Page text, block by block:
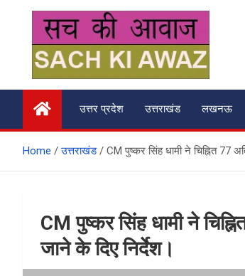
content
सच की आवाज
उत्तर प्रदेश उत्तराखंड लखनऊ
Home उत्तराखंड CM पुष्कर सिंह धामी ने चिह्नित 77
CM पुष्कर सिंह धामी ने
जाने के दिए निर्देश।